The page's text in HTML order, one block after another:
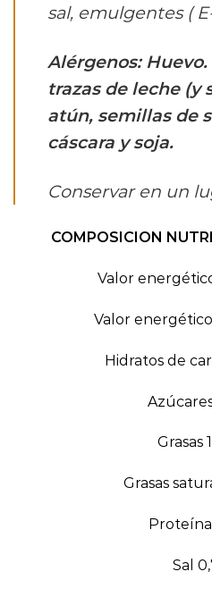
sal, emulgentes (
Alérgenos:
trazas de leche (y
atún, semillas de
cáscara y soja.
Conservar en un
COMPOSICION
Valor
Valor
Hidratos de
Grasas
Grasas
Sal